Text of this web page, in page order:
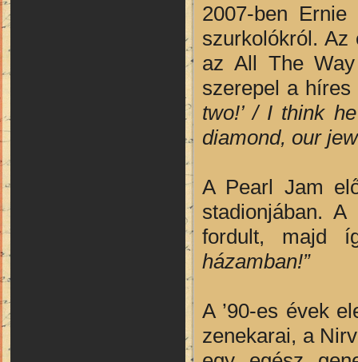
2007-ben
szurkolókról. Az
az All The
szerepel a
two!’ / I think
diamond, our
A Pearl Jam
stadionjában.
fordult, majd
házamban!”
A ’90-es évek
zenekarai, a